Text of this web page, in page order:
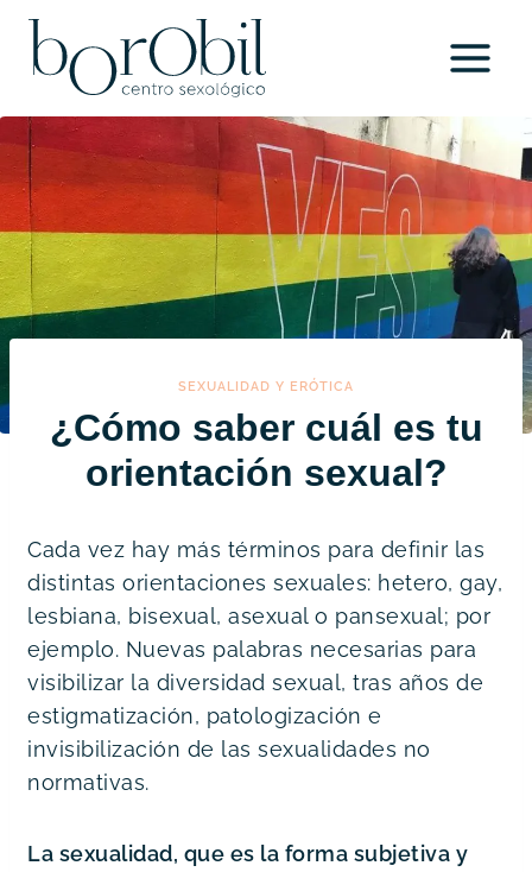
Saltar
contenido
SEXUALIDAD Y ERÓTICA
¿Cómo saber cuál es tu
orientación sexual?
Cada vez hay más términos para definir las
distintas orientaciones sexuales: hetero, gay,
lesbiana, bisexual, asexual o pansexual; por
ejemplo. Nuevas palabras necesarias para
visibilizar la diversidad sexual, tras años de
estigmatización, patologización e
invisibilización de las sexualidades no
normativas.
La sexualidad, que es la forma subjetiva y